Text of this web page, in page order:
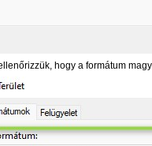
hogy a formátum